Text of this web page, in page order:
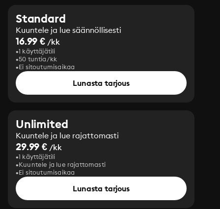
Standard
Kuuntele ja lue säännöllisesti
16.99 € /kk
1 käyttäjätili
50 tuntia/kk
Ei sitoutumisaikaa
Lunasta tarjous
Unlimited
Kuuntele ja lue rajattomasti
29.99 € /kk
1 käyttäjätili
Kuuntele ja lue rajattomasti
Ei sitoutumisaikaa
Lunasta tarjous